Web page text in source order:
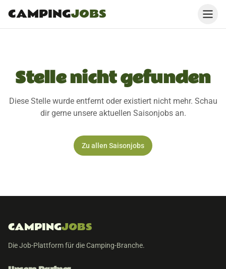
CAMPINGJOBS
Stelle nicht gefunden
Diese Stelle wurde entfernt oder existiert nicht mehr. Schau
dir gerne unsere aktuellen Saisonjobs an.
Zu allen Saisonjobs
CAMPINGJOBS
Die Job-Plattform für die Camping-Branche.